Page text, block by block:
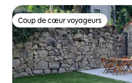
Coup de cœur voyageurs
Coup de cœur voyageurs